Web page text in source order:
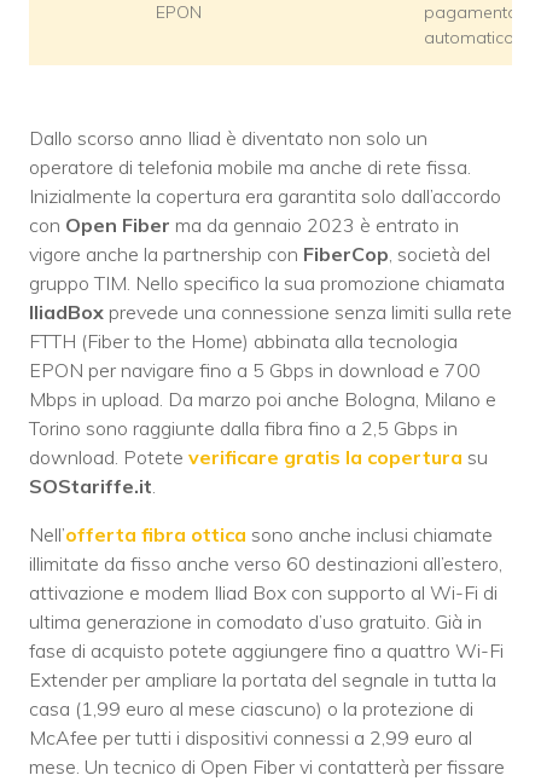
EPON
pagamento
automatico
Dallo scorso anno Iliad è diventato non solo un
operatore di telefonia mobile ma anche di rete fissa.
Inizialmente la copertura era garantita solo dall’accordo
con Open Fiber ma da gennaio 2023 è entrato in
vigore anche la partnership con FiberCop, società del
gruppo TIM. Nello specifico la sua promozione chiamata
IliadBox prevede una connessione senza limiti sulla rete
FTTH (Fiber to the Home) abbinata alla tecnologia
EPON per navigare fino a 5 Gbps in download e 700
Mbps in upload. Da marzo poi anche Bologna, Milano e
Torino sono raggiunte dalla fibra fino a 2,5 Gbps in
download. Potete verificare gratis la copertura su
SOStariffe.it.
Nell’offerta fibra ottica sono anche inclusi chiamate
illimitate da fisso anche verso 60 destinazioni all’estero,
attivazione e modem Iliad Box con supporto al Wi-Fi di
ultima generazione in comodato d’uso gratuito. Già in
fase di acquisto potete aggiungere fino a quattro Wi-Fi
Extender per ampliare la portata del segnale in tutta la
casa (1,99 euro al mese ciascuno) o la protezione di
McAfee per tutti i dispositivi connessi a 2,99 euro al
mese. Un tecnico di Open Fiber vi contatterà per fissare